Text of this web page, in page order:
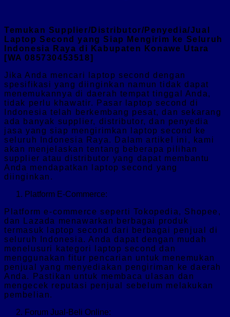
Temukan Supplier/Distributor/Penyedia/Jual
Laptop Second yang Siap Mengirim ke Seluruh
Indonesia Raya di Kabupaten Konawe Utara
[WA 085730453518]
Jika Anda mencari laptop second dengan
spesifikasi yang diinginkan namun tidak dapat
menemukannya di daerah tempat tinggal Anda,
tidak perlu khawatir. Pasar laptop second di
Indonesia telah berkembang pesat, dan sekarang
ada banyak supplier, distributor, dan penyedia
jasa yang siap mengirimkan laptop second ke
seluruh Indonesia Raya. Dalam artikel ini, kami
akan menjelaskan tentang beberapa pilihan
supplier atau distributor yang dapat membantu
Anda mendapatkan laptop second yang
diinginkan.
Platform E-Commerce:
Platform e-commerce seperti Tokopedia, Shopee,
dan Lazada menawarkan berbagai produk
termasuk laptop second dari berbagai penjual di
seluruh Indonesia. Anda dapat dengan mudah
menelusuri kategori laptop second dan
menggunakan fitur pencarian untuk menemukan
penjual yang menyediakan pengiriman ke daerah
Anda. Pastikan untuk membaca ulasan dan
mengecek reputasi penjual sebelum melakukan
pembelian.
Forum Jual-Beli Online: